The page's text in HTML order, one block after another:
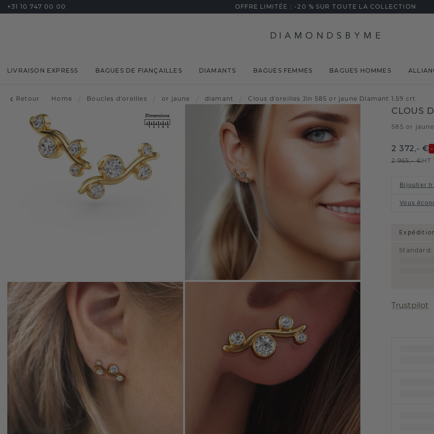
+31 10 747 00 00 OFFRE LIMITÉE : -20 % SUR TOUTE LA COLLECTION
LIVRAISON EXPRESS BAGUES DE FIANÇAILLES DIAMANTS BAGUES FEMMES BAGUES HOMMES
Retour Home / Boucles d'oreilles / or jaune / diamant / Clous d'oreilles Jin 585 or jaune Diamant 1.59 crt
CLOUS
585 or jaune
2 372,- €
2 965,- €HT
Bijoutier
Vous
Standard :
Trustpilot